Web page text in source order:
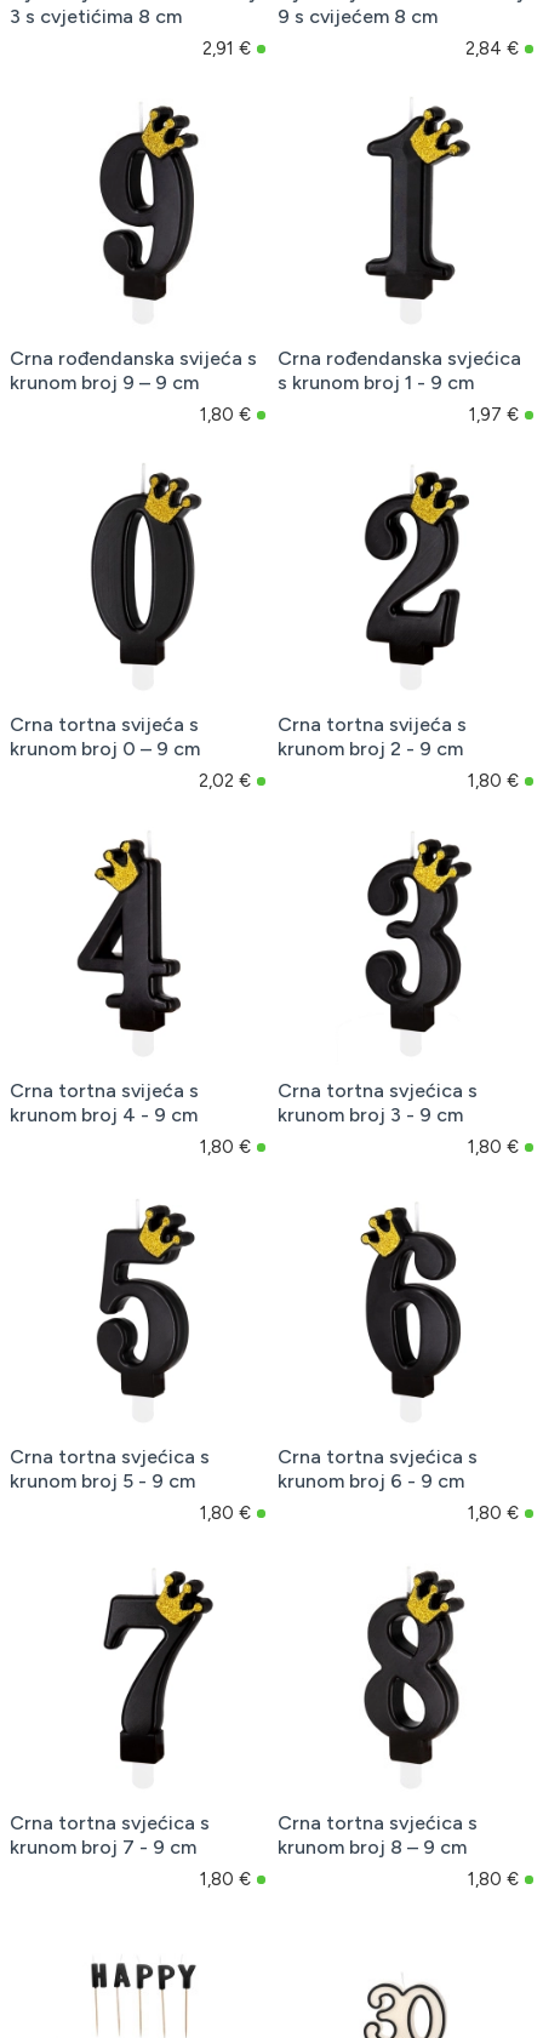
3 s cvjetićima 8 cm
2,91 €
9 s cvijećem 8 cm
2,84 €
Crna rođendanska svijeća s
krunom broj 9 – 9 cm
1,80 €
Crna rođendanska svjećica
s krunom broj 1 - 9 cm
1,97 €
Crna tortna svijeća s
krunom broj 0 – 9 cm
2,02 €
Crna tortna svijeća s
krunom broj 2 - 9 cm
1,80 €
Crna tortna svijeća s
krunom broj 4 - 9 cm
1,80 €
Crna tortna svjećica s
krunom broj 3 - 9 cm
1,80 €
Crna tortna svjećica s
krunom broj 5 - 9 cm
1,80 €
Crna tortna svjećica s
krunom broj 6 - 9 cm
1,80 €
Crna tortna svjećica s
krunom broj 7 - 9 cm
1,80 €
Crna tortna svjećica s
krunom broj 8 – 9 cm
1,80 €